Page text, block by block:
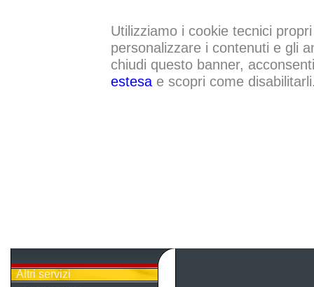
Utilizziamo i cookie tecnici
personalizzare i contenuti e gli
chiudi questo banner,
estesae scopri come
Altri servizi